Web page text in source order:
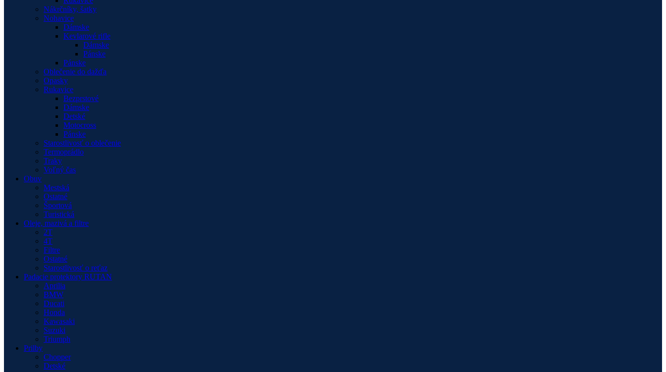
Nákrčníky, šatky
Nohavice
Dámske
Kevlarové rifle
Dámske
Pánske
Pánske
Oblečenie do dažďa
Opasky
Rukavice
Bezprstové
Dámske
Detské
Motocross
Pánske
Starostlivosť o oblečenie
Termoprádlo
Traky
Voľný čas
Obuv
Mestská
Ostatné
Športová
Turistická
Oleje, mazivá a filtre
2T
4T
Filtre
Ostatné
Starostlivosť o reťaz
Padacie protektory RUTAN
Aprilia
BMW
Ducati
Honda
Kawasaki
Suzuki
Triumph
Prilby
Chopper
Detské